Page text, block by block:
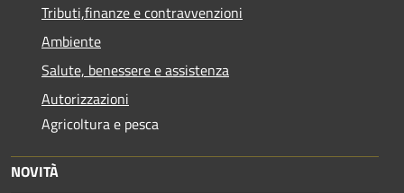
Tributi,finanze e contravvenzioni
Ambiente
Salute, benessere e assistenza
Autorizzazioni
Agricoltura e pesca
NOVITÀ